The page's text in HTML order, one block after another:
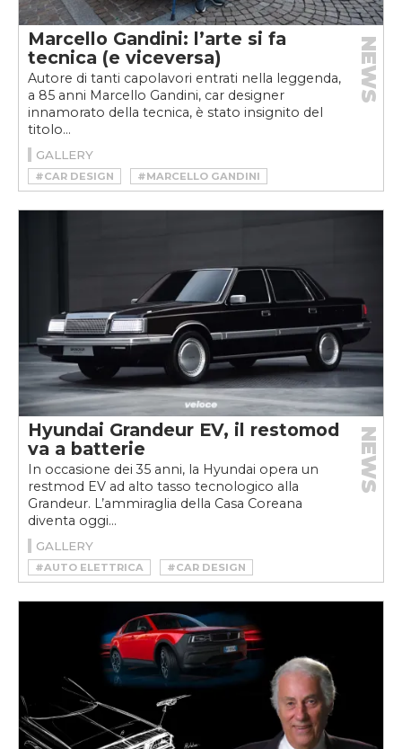
Marcello Gandini: l’arte si fa
tecnica (e viceversa)
Autore di tanti capolavori entrati nella leggenda,
a 85 anni Marcello Gandini, car designer
innamorato della tecnica, è stato insignito del
titolo...
NEWS
GALLERY
#CAR DESIGN #MARCELLO GANDINI
Hyundai Grandeur EV, il restomod
va a batterie
In occasione dei 35 anni, la Hyundai opera un
restmod EV ad alto tasso tecnologico alla
Grandeur. L’ammiraglia della Casa Coreana
diventa oggi...
NEWS
GALLERY
#AUTO ELETTRICA
#CAR DESIGN
#DESIGN
#EV
#HYUNDAI
#HYUNDAI GRANDEUR
#HYUNDAI GRANDEUR EV
#RESTOMOD
#RESTOMOD ELETTRICO
#VELOCEKW